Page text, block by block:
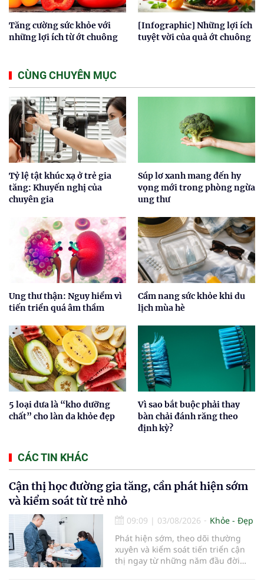
Tăng cường sức khỏe với
những lợi ích từ ớt chuông
[Infographic] Những lợi ích
tuyệt vời của quả ớt chuông
CÙNG CHUYÊN MỤC
Tỷ lệ tật khúc xạ ở trẻ gia
tăng: Khuyến nghị của
chuyên gia
Súp lơ xanh mang đến hy
vọng mới trong phòng ngừa
ung thư
Ung thư thận: Nguy hiểm vì
tiến triển quá âm thầm
Cẩm nang sức khỏe khi du
lịch mùa hè
5 loại dưa là “kho dưỡng
chất” cho làn da khỏe đẹp
Vì sao bắt buộc phải thay
bàn chải đánh răng theo
định kỳ?
CÁC TIN KHÁC
Cận thị học đường gia tăng, cần phát hiện sớm
và kiểm soát từ trẻ nhỏ
09:09 | 03/08/2026
Khỏe - Đẹp
Phát hiện sớm, theo dõi thường
xuyên và kiểm soát tiến triển cận
thị ngay từ những năm đầu đời